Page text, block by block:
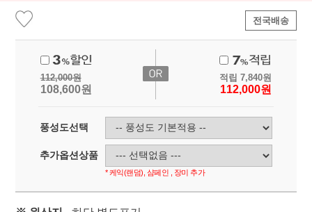
전국배송
112,000원
108,600원
적립 7,840원
112,000원
풍성도선택
추가옵션상품
* 케익(랜덤), 샴페인 , 장미 추가